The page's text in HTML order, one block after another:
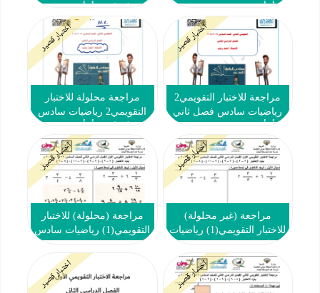
2024-2025
اختبار قصير
مراجعة للاختبار التقويمي2
رياضيات سادس فصل ثاني
اختبار قصير
مراجعة محلولة للاختبار
التقويمي2 رياضيات سادس
2024-2025
اختبار قصير
مراجعة (غير محلولة)
للاختبار التقويمي(1) رياضيات
2023
اختبار قصير
مراجعة (محلولة) للاختبار
التقويمي(1) رياضيات سادس
اختبار قصير اختبار قصير